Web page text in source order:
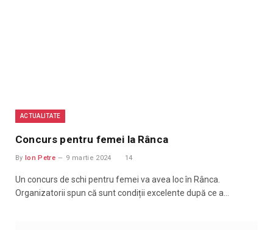
ACTUALITATE
Concurs pentru femei la Rânca
By Ion Petre 9 martie 2024 14
Un concurs de schi pentru femei va avea loc în Rânca.
Organizatorii spun că sunt condiții excelente după ce a…